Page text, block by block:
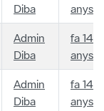
Diba
anys
Admin
Diba
fa 14
anys
Admin
Diba
fa 14
anys